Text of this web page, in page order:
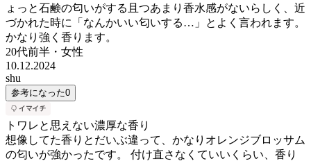
ょっと石鹸の匂いがする且つあまり香水感がないらしく、近
づかれた時に「なんかいい匂いする…」とよく言われます。
かなり強く香ります。
20代前半 ・ 女性
10.12.2024
shu
参考になった0
トワレと思えない濃厚な香り
想像してた香りとだいぶ違って、かなりオレンジブロッサム
の匂いが強かったです。 付け直さなくていいくらい、香り